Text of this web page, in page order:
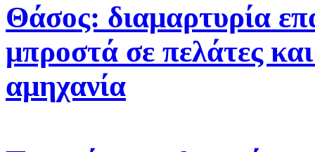
Θάσος: διαμαρτυρία
μπροστά σε πελάτες
αμηχανία